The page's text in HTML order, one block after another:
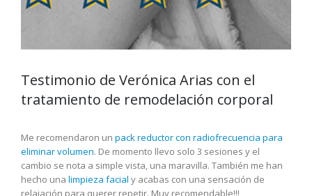
Testimonio de Verónica Arias con el
tratamiento de remodelación corporal
Me recomendaron un pack reductor con radiofrecuencia para
eliminar volumen. De momento llevo solo 3 sesiones y el
cambio se nota a simple vista, una maravilla. También me han
hecho una limpieza facial y acabas con una sensación de
relajación para querer repetir. Muy recomendable!!!